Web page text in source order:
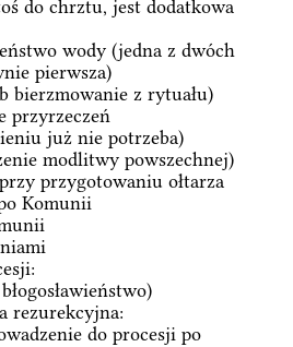
do chrztu, jest dodatkowa
wody (jedna z dwóch
pierwsza)
bierzmowanie z rytuału)
przyrzeczeń
już nie potrzeba)
modlitwy powszechnej)
przygotowaniu ołtarza
Komunii
rezurekcyjna:
do procesji po